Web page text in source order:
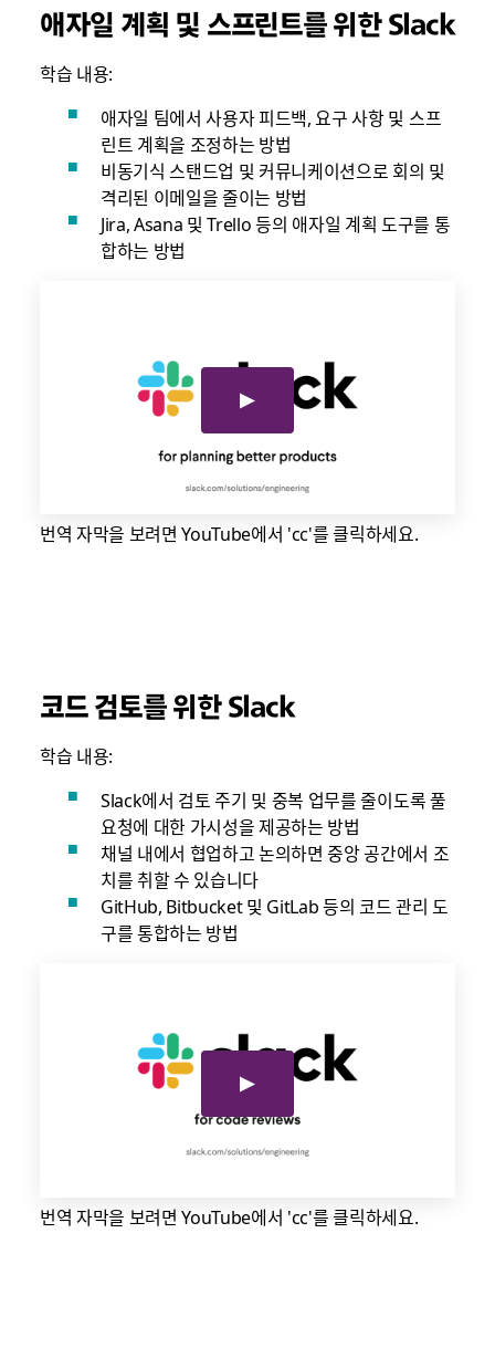
애자일 계획 및 스프린트를 위한 Slack
학습 내용:
애자일 팀에서 사용자 피드백, 요구 사항 및 스프
린트 계획을 조정하는 방법
비동기식 스탠드업 및 커뮤니케이션으로 회의 및
격리된 이메일을 줄이는 방법
Jira, Asana 및 Trello 등의 애자일 계획 도구를 통
합하는 방법
번역 자막을 보려면 YouTube에서 'cc'를 클릭하세요.
코드 검토를 위한 Slack
학습 내용:
Slack에서 검토 주기 및 중복 업무를 줄이도록 풀
요청에 대한 가시성을 제공하는 방법
채널 내에서 협업하고 논의하면 중앙 공간에서 조
치를 취할 수 있습니다
GitHub, Bitbucket 및 GitLab 등의 코드 관리 도
구를 통합하는 방법
번역 자막을 보려면 YouTube에서 'cc'를 클릭하세요.